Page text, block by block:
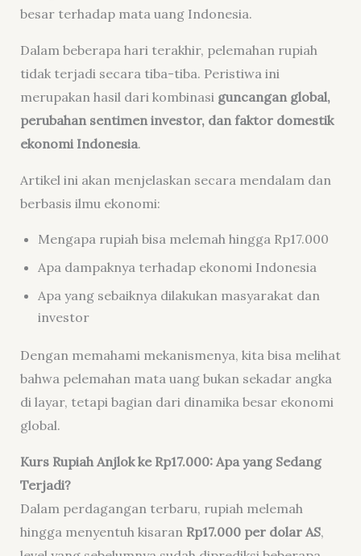
besar terhadap mata uang Indonesia.
Dalam beberapa hari terakhir, pelemahan rupiah
tidak terjadi secara tiba-tiba. Peristiwa ini
merupakan hasil dari kombinasi guncangan global,
perubahan sentimen investor, dan faktor domestik
ekonomi Indonesia.
Artikel ini akan menjelaskan secara mendalam dan
berbasis ilmu ekonomi:
Mengapa rupiah bisa melemah hingga Rp17.000
Apa dampaknya terhadap ekonomi Indonesia
Apa yang sebaiknya dilakukan masyarakat dan
investor
Dengan memahami mekanismenya, kita bisa melihat
bahwa pelemahan mata uang bukan sekadar angka
di layar, tetapi bagian dari dinamika besar ekonomi
global.
Kurs Rupiah Anjlok ke Rp17.000: Apa yang Sedang
Terjadi?
Dalam perdagangan terbaru, rupiah melemah
hingga menyentuh kisaran Rp17.000 per dolar AS,